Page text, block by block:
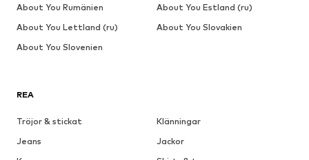
REA
Tröjor & stickat
Klänningar
Jeans
Jackor
About You Rumänien
About You Estland (ru)
About You Lettland (ru)
About You Slovakien
About You Slovenien